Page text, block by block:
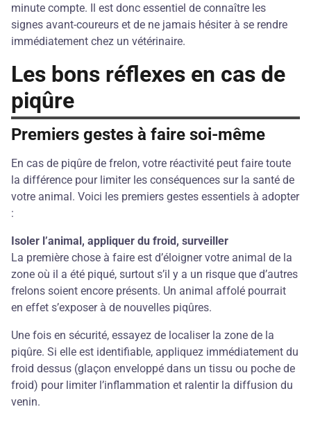
minute compte. Il est donc essentiel de connaître les
signes avant-coureurs et de ne jamais hésiter à se rendre
immédiatement chez un vétérinaire.
Les bons réflexes en cas de
piqûre
Premiers gestes à faire soi-même
En cas de piqûre de frelon, votre réactivité peut faire toute
la différence pour limiter les conséquences sur la santé de
votre animal. Voici les premiers gestes essentiels à adopter
:
Isoler l’animal, appliquer du froid, surveiller
La première chose à faire est d’éloigner votre animal de la
zone où il a été piqué, surtout s’il y a un risque que d’autres
frelons soient encore présents. Un animal affolé pourrait
en effet s’exposer à de nouvelles piqûres.
Une fois en sécurité, essayez de localiser la zone de la
piqûre. Si elle est identifiable, appliquez immédiatement du
froid dessus (glaçon enveloppé dans un tissu ou poche de
froid) pour limiter l’inflammation et ralentir la diffusion du
venin.